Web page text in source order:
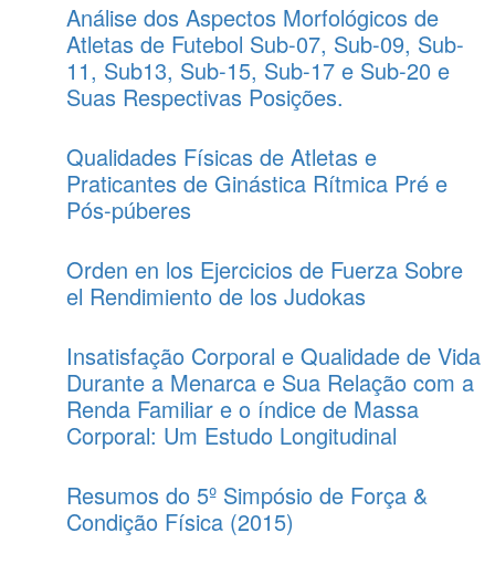
Análise dos Aspectos Morfológicos de
Atletas de Futebol Sub-07, Sub-09, Sub-
11, Sub13, Sub-15, Sub-17 e Sub-20 e
Suas Respectivas Posições.
Qualidades Físicas de Atletas e
Praticantes de Ginástica Rítmica Pré e
Pós-púberes
Orden en los Ejercicios de Fuerza Sobre
el Rendimiento de los Judokas
Insatisfação Corporal e Qualidade de Vida
Durante a Menarca e Sua Relação com a
Renda Familiar e o índice de Massa
Corporal: Um Estudo Longitudinal
Resumos do 5º Simpósio de Força &
Condição Física (2015)